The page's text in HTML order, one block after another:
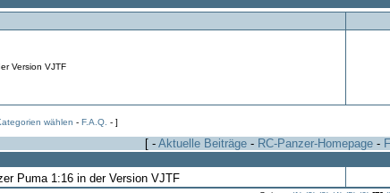
Version VJTF
wählen - F.A.Q. - ]
[ - Aktuelle Beiträge - RC-Panzer-Homepage -
Puma 1:16 in der Version VJTF